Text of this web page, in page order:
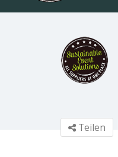
Teilen